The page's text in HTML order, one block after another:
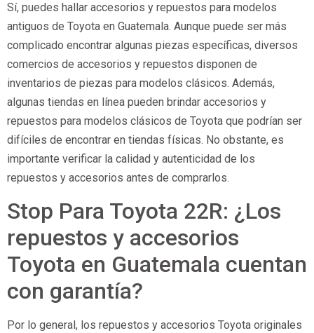
Sí, puedes hallar accesorios y repuestos para modelos
antiguos de Toyota en Guatemala. Aunque puede ser más
complicado encontrar algunas piezas específicas, diversos
comercios de accesorios y repuestos disponen de
inventarios de piezas para modelos clásicos. Además,
algunas tiendas en línea pueden brindar accesorios y
repuestos para modelos clásicos de Toyota que podrían ser
difíciles de encontrar en tiendas físicas. No obstante, es
importante verificar la calidad y autenticidad de los
repuestos y accesorios antes de comprarlos.
Stop Para Toyota 22R: ¿Los
repuestos y accesorios
Toyota en Guatemala cuentan
con garantía?
Por lo general, los repuestos y accesorios Toyota originales